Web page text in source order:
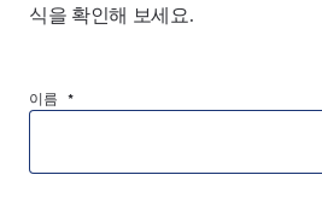
식을 확인해 보세요.
이름 *